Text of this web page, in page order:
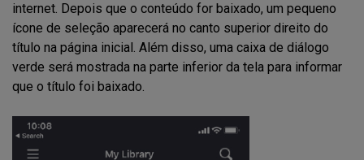
internet. Depois que o conteúdo for baixado, um pequeno
ícone de seleção aparecerá no canto superior direito do
título na página inicial. Além disso, uma caixa de diálogo
verde será mostrada na parte inferior da tela para informar
que o título foi baixado.